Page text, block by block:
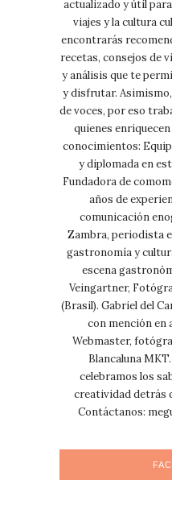
actualizado y útil
viajes y la cultura
encontrarás
recetas, consejos de
y análisis que te
y disfrutar.
de voces, por eso
quienes
conocimientos:
y diplomada en
Fundadora de
años de
comunicación
Zambra, periodista
gastronomía y
escena
Veingartner,
(Brasil). Gabriel del
con mención en
Webmaster,
Blancaluna
celebramos los
creatividad detrás
Contáctanos: